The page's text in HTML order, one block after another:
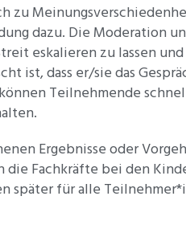
zu
dazu. Die Moderation
eskalieren zu lassen
ist, dass er/sie das
Teilnehmende
Ergebnisse oder
die Fachkräfte bei den
später für alle